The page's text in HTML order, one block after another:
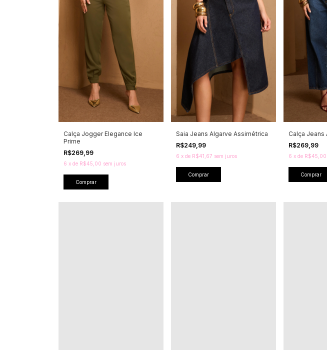
Calça Jogger Elegance Ice
Prime
R$269,99
6 x de R$45,00 sem juros
Comprar
Saia Jeans Algarve Assimétrica
R$249,99
6 x de R$41,67 sem juros
Comprar
Calça Jeans
R$269,99
6 x de R$45,00
Comprar